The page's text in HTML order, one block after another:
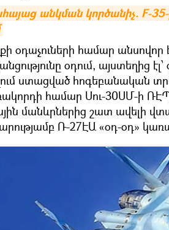
անկման կործանիչ. F-
օդաչուների համար
օդում, այստեղից
ստացված հոգեբանական
համար Սու-30ՍՄ-ի
մանևրներից շատ ավելի
Ռ-27ԷԱ «օդ-օդ»